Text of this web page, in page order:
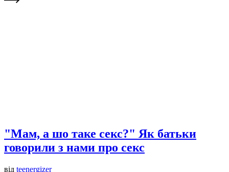
"Мам, а шо таке секс?" Як батьки
говорили з нами про секс
від teenergizer